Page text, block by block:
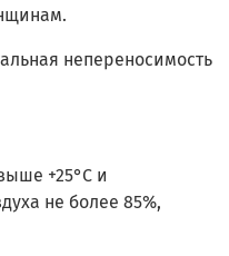
непереносимость
+25°C и
не более 85%,